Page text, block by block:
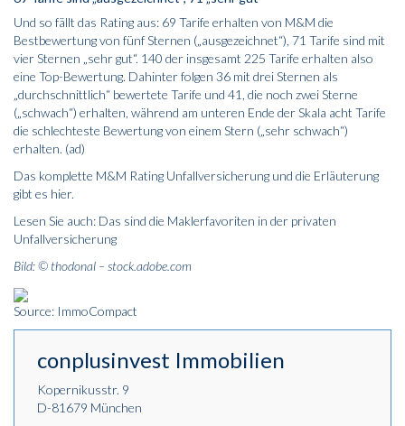
Und so fällt das Rating aus: 69 Tarife erhalten von M&M die
Bestbewertung von fünf Sternen („ausgezeichnet“), 71 Tarife sind mit
vier Sternen „sehr gut“. 140 der insgesamt 225 Tarife erhalten also
eine Top-Bewertung. Dahinter folgen 36 mit drei Sternen als
„durchschnittlich“ bewertete Tarife und 41, die noch zwei Sterne
(„schwach“) erhalten, während am unteren Ende der Skala acht Tarife
die schlechteste Bewertung von einem Stern („sehr schwach“)
erhalten. (ad)
Das komplette M&M Rating Unfallversicherung und die Erläuterung
gibt es hier.
Lesen Sie auch: Das sind die Maklerfavoriten in der privaten
Unfallversicherung
Bild: © thodonal – stock.adobe.com
Source: ImmoCompact
conplusinvest Immobilien
Kopernikusstr. 9
D-81679 München